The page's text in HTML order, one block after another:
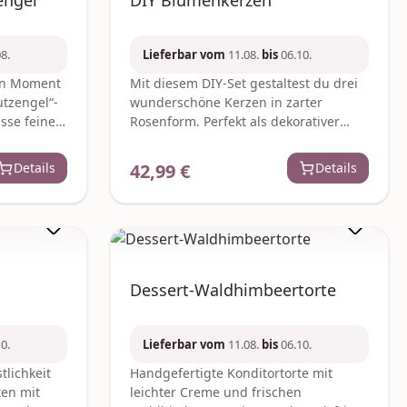
Moment
feine
im
%),
36
Details
Lieferbar vom 11.08. bis06.10.
Mit diesem DIY-Set gestaltest du drei
wunderschöne Kerzen in zarter
Rosenform. Perfekt als dekorativer
jede Kerze wird zu einem kleinen
Kunstwerk. Alles was du brauchst ist
Schönheit. Je nach Verfügbarkeit
Hersteller:Graine CreativeZae le
Regulärer Preis:
42,99 € Details
mit
Dessert-Waldhimbeertorte
Lieferbar vom 11.08. bis06.10.
Handgefertigte Konditortorte mit
leichter Creme und frischen